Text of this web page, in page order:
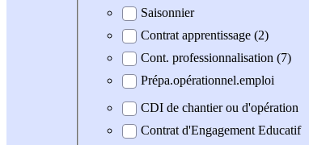
Saisonnier
Contrat apprentissage (2)
Cont. professionnalisation (7)
Prépa.opérationnel.emploi
CDI de chantier ou d'opération
Contrat d'Engagement Educatif